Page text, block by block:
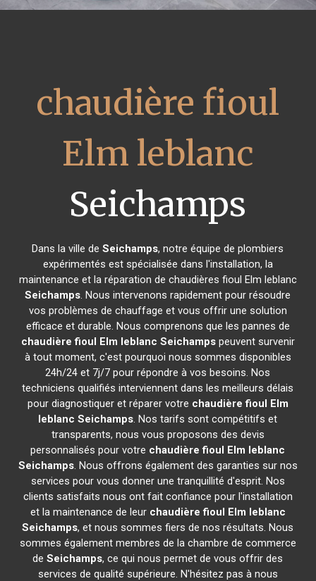
chaudière fioul
Elm leblanc
Seichamps
Dans la ville deSeichamps, notre équipe de plombiers
expérimentés est spécialisée dans l'installation, la
maintenance et la réparation de chaudières fioul Elm leblanc
Seichamps. Nous intervenons rapidement pour résoudre
vos problèmes de chauffage et vous offrir une solution
efficace et durable. Nous comprenons que les pannes de
chaudière fioul Elm leblanc Seichampspeuvent survenir
à tout moment, c'est pourquoi nous sommes disponibles
24h/24 et 7j/7 pour répondre à vos besoins. Nos
techniciens qualifiés interviennent dans les meilleurs délais
pour diagnostiquer et réparer votre chaudière fioul Elm
leblanc Seichamps. Nos tarifs sont compétitifs et
transparents, nous vous proposons des devis
personnalisés pour votre chaudière fioul Elm leblanc
Seichamps. Nous offrons également des garanties sur nos
services pour vous donner une tranquillité d'esprit. Nos
clients satisfaits nous ont fait confiance pour l'installation
et la maintenance de leur chaudière fioul Elm leblanc
Seichamps, et nous sommes fiers de nos résultats. Nous
sommes également membres de la chambre de commerce
deSeichamps, ce qui nous permet de vous offrir des
services de qualité supérieure. N'hésitez pas à nous